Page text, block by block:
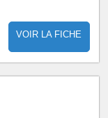
VOIR LA FICHE